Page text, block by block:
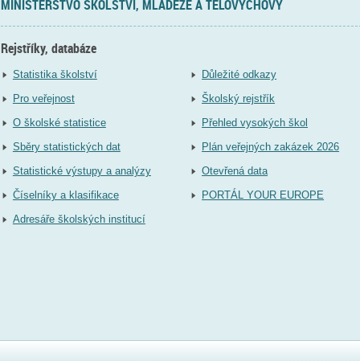
MINISTERSTVO ŠKOLSTVÍ, MLÁDEŽE A TĚLOVÝCHOVY
Rejstříky, databáze
Statistika školství
Pro veřejnost
O školské statistice
Sběry statistických dat
Statistické výstupy a analýzy
Číselníky a klasifikace
Adresáře školských institucí
Důležité odkazy
Školský rejstřík
Přehled vysokých škol
Plán veřejných zakázek 2026
Otevřená data
PORTÁL YOUR EUROPE